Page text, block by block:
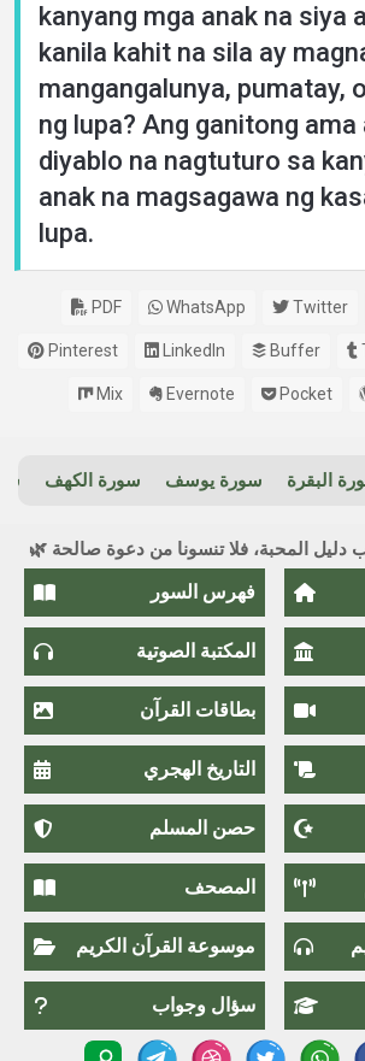
kanyang mga anak na siya
kanila kahit na sila ay
mangangalunya, pumatay,
ng lupa? Ang ganitong ama
diyablo na nagtuturo sa
anak na magsagawa ng
lupa.
PDF WhatsApp Twitter
Pinterest LinkedIn Buffer
Mix Evernote Pocket
البقرة سورة يوسف سورة الكهف
دليل المحبة، فلا تنسونا من دعوة صالحة 🌿
فهرس السور
المكتبة الصوتية
بطاقات القرآن
التاريخ الهجري
حصن المسلم
المصحف
موسوعة القرآن الكريم
سؤال وجواب